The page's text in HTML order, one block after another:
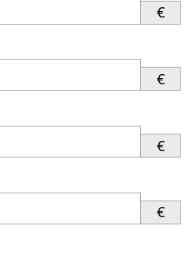
€
€
€
€